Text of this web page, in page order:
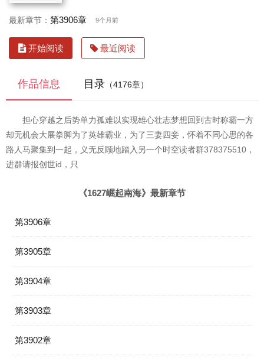
最新章节： 第3906章 9个月前
开始阅读 最近阅读
作品信息 目录 （4176章）
担心穿越之后势单力孤难以实现雄心壮志梦想回到古时称霸一方
却无机会大展拳脚为了英雄霸业，为了三妻四妾，怀着不同心思的各
路人马聚集到一起，义无反顾地踏入另一个时空读者群378375510，
进群请报创世id，只
《1627崛起南海》最新章节
第3906章
第3905章
第3904章
第3903章
第3902章